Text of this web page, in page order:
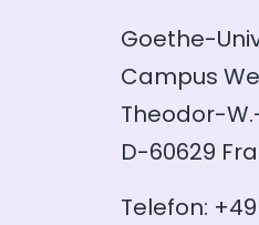
Goethe-
Campus
Theodor-
D-60629
Telefon: